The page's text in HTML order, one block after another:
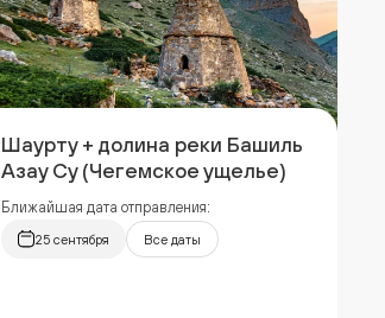
Шаурту + долина реки Башиль
Азау Су (Чегемское ущелье)
Ближайшая дата отправления:
25 сентября Все даты